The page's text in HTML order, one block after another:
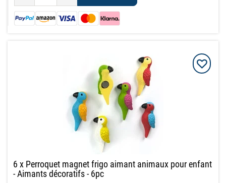
6 x Perroquet magnet frigo aimant animaux pour enfant
- Aimants décoratifs - 6pc